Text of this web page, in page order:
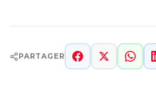
PARTAGER